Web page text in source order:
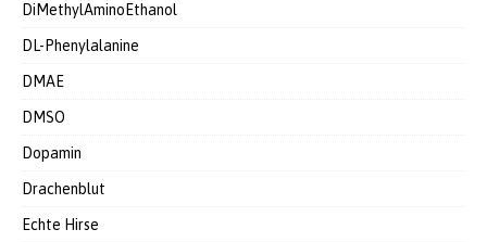
DiMethylAminoEthanol
DL-Phenylalanine
DMAE
DMSO
Dopamin
Drachenblut
Echte Hirse